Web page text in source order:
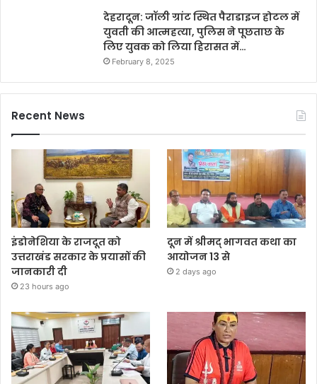
देहरादून: जॉली ग्रांट स्थित पैराडाइज होटल में
युवती की आत्महत्या, पुलिस ने पूछताछ के
लिए युवक को लिया हिरासत में…
February 8, 2025
Recent News
इंडोनेशिया के राजदूत को
उत्तराखंड सरकार के प्रयासों की
जानकारी दी
23 hours ago
दून में श्रीमद् भागवत कथा का
आयोजन 13 से
2 days ago